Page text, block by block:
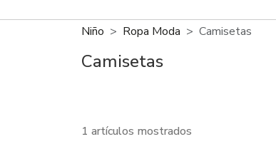
Niño Ropa Moda Camisetas
Camisetas
1 artículos mostrados